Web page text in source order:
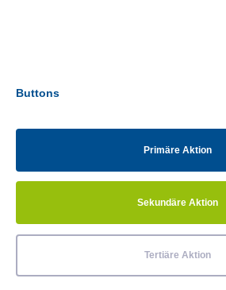
Buttons
Primäre Aktion
Sekundäre Aktion
Tertiäre Aktion